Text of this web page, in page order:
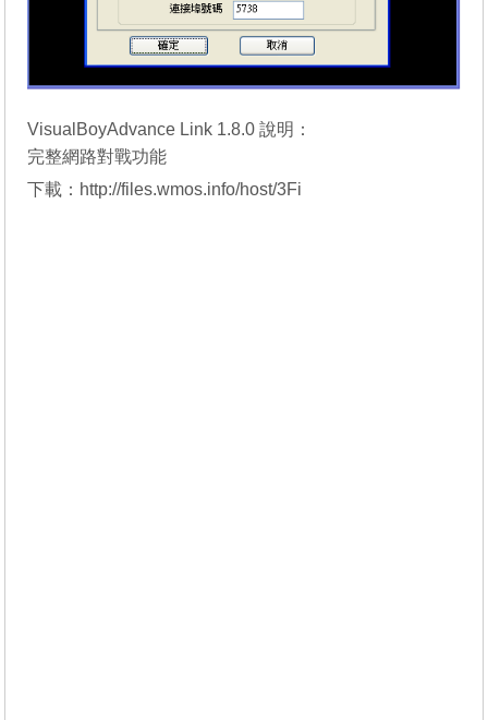
VisualBoyAdvance Link 1.8.0 說明：
完整網路對戰功能
下載： http://files.wmos.info/host/3Fi